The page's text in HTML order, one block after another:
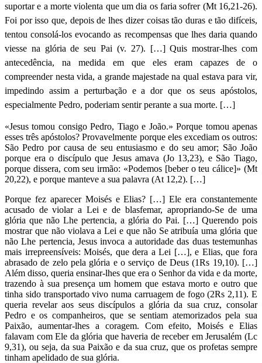
suportar e a morte violenta que um dia os faria sofrer (Mt 16,21-26).
Foi por isso que, depois de lhes dizer coisas tão duras e tão difíceis,
tentou consolá-los evocando as recompensas que lhes daria quando
viesse na glória de seu Pai (v. 27). […] Quis mostrar-lhes com
antecedência, na medida em que eles eram capazes de o
compreender nesta vida, a grande majestade na qual estava para vir,
impedindo assim a perturbação e a dor que os seus apóstolos,
especialmente Pedro, poderiam sentir perante a sua morte. […]
«Jesus tomou consigo Pedro, Tiago e João.» Porque tomou apenas
esses três apóstolos? Provavelmente porque eles excediam os outros:
São Pedro por causa de seu entusiasmo e do seu amor; São João
porque era o discípulo que Jesus amava (Jo 13,23), e São Tiago,
porque dissera, com seu irmão: «Podemos [beber o teu cálice]» (Mt
20,22), e porque manteve a sua palavra (At 12,2). […]
Porque fez aparecer Moisés e Elias? […] Ele era constantemente
acusado de violar a Lei e de blasfemar, apropriando-Se de uma
glória que não Lhe pertencia, a glória do Pai. […] Querendo pois
mostrar que não violava a Lei e que não Se atribuía uma glória que
não Lhe pertencia, Jesus invoca a autoridade das duas testemunhas
mais irrepreensíveis: Moisés, que dera a Lei […], e Elias, que fora
abrasado de zelo pela glória e o serviço de Deus (1Rs 19,10). […]
Além disso, queria ensinar-lhes que era o Senhor da vida e da morte,
trazendo à sua presença um homem que estava morto e outro que
tinha sido transportado vivo numa carruagem de fogo (2Rs 2,11). E
queria revelar aos seus discípulos a glória da sua cruz, consolar
Pedro e os companheiros, que se sentiam atemorizados pela sua
Paixão, aumentar-lhes a coragem. Com efeito, Moisés e Elias
falavam com Ele da glória que haveria de receber em Jerusalém (Lc
9,31), ou seja, da sua Paixão e da sua cruz, que os profetas sempre
tinham apelidado de sua glória.